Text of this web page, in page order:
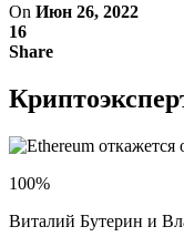
On Июн 26, 2022
16
Share
100%
Виталий Бутерин и